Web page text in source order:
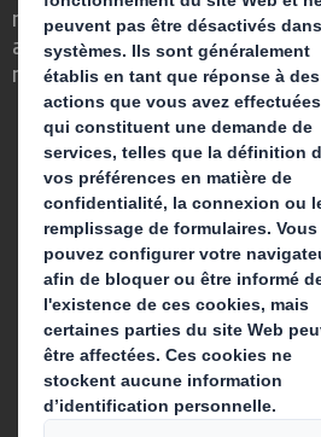
nous avons su voir en quoi
avait un rôle important à jouer
monde qui nous entoure.
Qui sommes-
A propos
Développement
Actualité
Carrière